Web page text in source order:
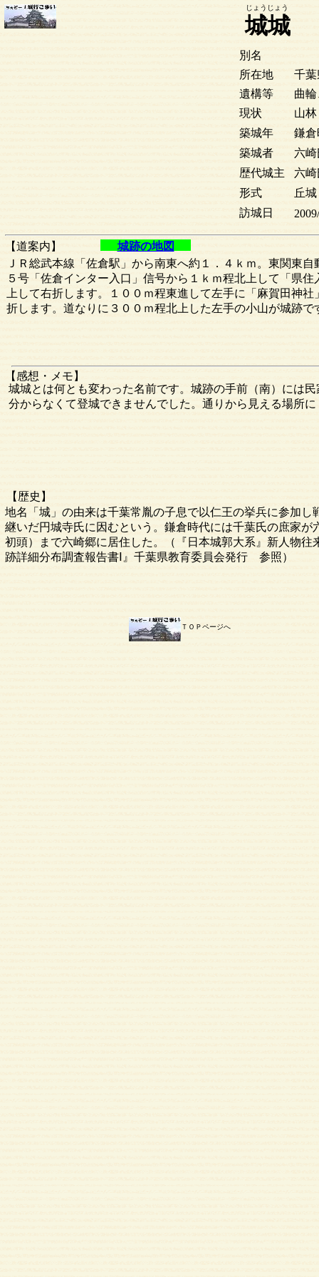
城跡の地図
城城
城城とは何とも変わった名前です。城跡の手前（南）には
分からなくて登城できませんでした。通りから見える場所
【感想・メモ】
別名
所在地
千
遺構等
曲
現状
山林
築城年
鎌
築城者
六
歴代城主
六
形式
丘城
訪城日
【道案内】
じょうじょう
【歴史】
ＴＯＰページへ
ＪＲ総武本線「佐倉駅」から南東へ約１．４ｋｍ。東関東
５号「佐倉インター入口」信号から１ｋｍ程北上して「県
上して右折します。１００ｍ程東進して左手に「麻賀田神
折します。道なりに３００ｍ程北上した左手の小山が城跡で
地名「城」の由来は千葉常胤の子息で以仁王の挙兵に参加し
継いだ円城寺氏に因むという。鎌倉時代には千葉氏の庶家が
初頭）まで六崎郷に居住した。（『日本城郭大系』新人物往
跡詳細分布調査報告書Ⅰ』千葉県教育委員会発行 参照）